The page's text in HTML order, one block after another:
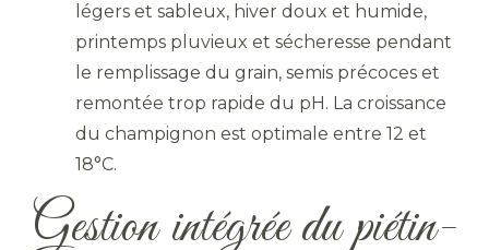
légers et sableux, hiver doux et humide,
printemps pluvieux et sécheresse pendant
le remplissage du grain, semis précoces et
remontée trop rapide du pH. La croissance
du champignon est optimale entre 12 et
18°C.
Gestion intégrée du piétin-